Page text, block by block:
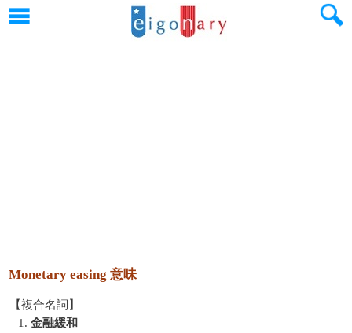
Monetary easing 意味
【複合名詞】
1. 金融緩和